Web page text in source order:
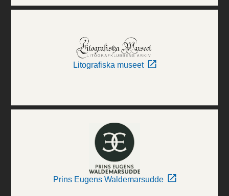
Litografiska museet
Prins Eugens Waldemarsudde